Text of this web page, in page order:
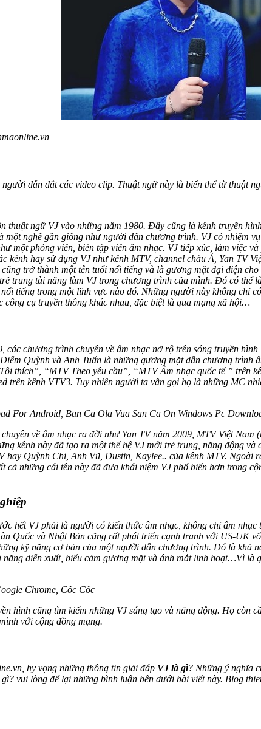
dẫn dắt các video clip. Thuật ngữ này là biến thể từ thuật
thuật ngữ VJ vào những năm 1980. Đây cũng là kênh truyền
một nghề gần giống như người dẫn chương trình. VJ có nhiệm
một phóng viên, biên tập viên âm nhạc. VJ tiếp xúc, làm việc
kênh hay sử dụng VJ như kênh MTV, channel châu Á, Yan TV
trở thành một tên tuổi nổi tiếng và là gương mặt đại diện
trung tài năng làm VJ trong chương trình của mình. Đó có
tiếng trong một lĩnh vực nào đó. Những người này không chỉ
cụ truyền thông khác nhau, đặc biệt là qua mạng xã hội…
các chương trình chuyên về âm nhạc nở rộ trên sóng truyền
Quỳnh và Anh Tuấn là những gương mặt dẫn chương
thích”, “MTV Theo yêu cầu”, “MTV Âm nhạc quốc tế ” trên
trên kênh VTV3. Tuy nhiên người ta vẫn gọi họ là những MC
For Android, Ban Ca Ola Vua San Ca On Windows Pc
về âm nhạc ra đời như Yan TV năm 2009, MTV Việt
kênh này đã tạo ra một thế hệ VJ mới trẻ trung, năng động và
Quỳnh Chi, Anh Vũ, Dustin, Kaylee.. của kênh MTV. Ngoài
những cái tên này đã đưa khái niệm VJ phổ biến hơn trong
hết VJ phải là người có kiến thức âm nhạc, không chỉ âm
Quốc và Nhật Bản cũng rất phát triển cạnh tranh với US-UK
kỹ năng cơ bản của một người dẫn chương trình. Đó là
diễn xuất, biểu cảm gương mặt và ánh mắt linh hoạt…Vì là
Chrome, Cốc Cốc
hình cũng tìm kiếm những VJ sáng tạo và năng động. Họ
với cộng đồng mạng.
hy vọng những thông tin giải đáp VJ là gì? Những ý nghĩa
vui lòng để lại những bình luận bên dưới bài viết này. Blog